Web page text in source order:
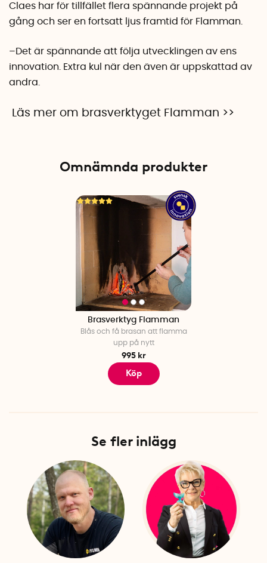
Claes har för tillfället flera spännande projekt på
gång och ser en fortsatt ljus framtid för Flamman.
–Det är spännande att följa utvecklingen av ens
innovation. Extra kul när den även är uppskattad av
andra.
Läs mer om brasverktyget Flamman >>
Omnämnda produkter
Brasverktyg Flamman
Blås och få brasan att flamma
upp på nytt
995 kr
Köp
Se fler inlägg